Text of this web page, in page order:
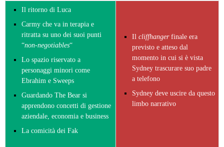
Il ritorno di Luca
Carmy che va in terapia e
ritratta su uno dei suoi punti
“non-negotiables“
Lo spazio riservato a
personaggi minori come
Ebrahim e Sweeps
Guardando The Bear si
apprendono concetti di gestione
aziendale, economia e business
La comicità dei Fak
Il cliffhangerfinale era
previsto e atteso dal
momento in cui si è vista
Sydney trascurare suo padre
a telefono
Sydney deve uscire da questo
limbo narrativo